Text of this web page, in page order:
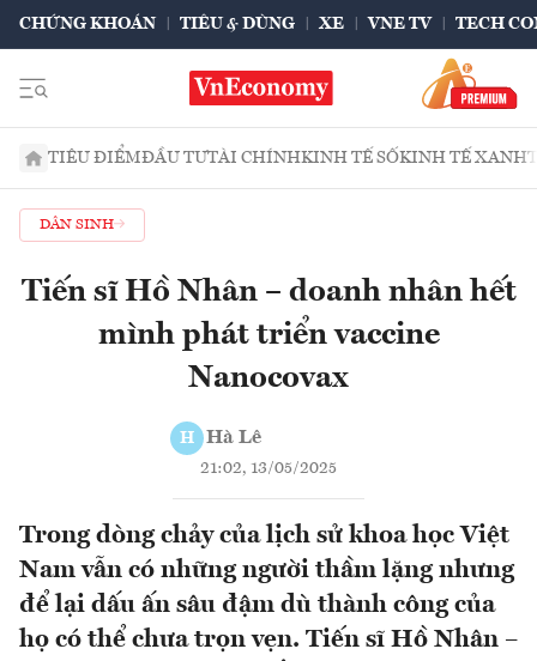
CHỨNG KHOÁN TIÊU & DÙNG XE VNE TV TECH
TIÊU ĐIỂMĐẦU TƯTÀI CHÍNHKINH TẾ SỐKINH TẾ XANH
DÂN SINH
Tiến sĩ Hồ Nhân – doanh nhân hết
mình phát triển vaccine
Nanocovax
H Hà Lê
21:02, 13/05/2025
Trong dòng chảy của lịch sử khoa học Việt
Nam vẫn có những người thầm lặng nhưng
để lại dấu ấn sâu đậm dù thành công của
họ có thể chưa trọn vẹn. Tiến sĩ Hồ Nhân –